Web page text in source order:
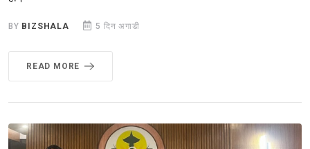
BY BIZSHALA 5 दिन अगाडी
READ MORE